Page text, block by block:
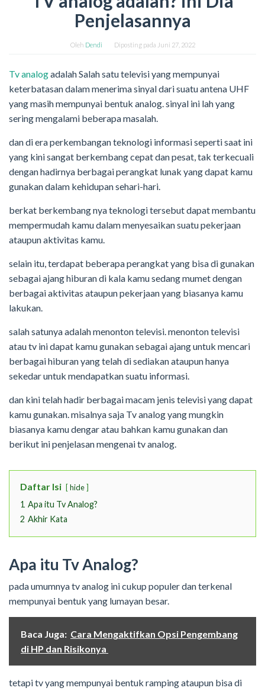
Penjelasannya
Oleh Dendi Diposting pada Juni 27, 2022
Tv analogadalah Salah satu televisi yang mempunyai
keterbatasan dalam menerima sinyal dari suatu antena UHF
yang masih mempunyai bentuk analog. sinyal ini lah yang
sering mengalami beberapa masalah.
dan di era perkembangan teknologi informasi seperti saat ini
yang kini sangat berkembang cepat dan pesat, tak terkecuali
dengan hadirnya berbagai perangkat lunak yang dapat kamu
gunakan dalam kehidupan sehari-hari.
berkat berkembang nya teknologi tersebut dapat membantu
mempermudah kamu dalam menyesaikan suatu pekerjaan
ataupun aktivitas kamu.
selain itu, terdapat beberapa perangkat yang bisa di gunakan
sebagai ajang hiburan di kala kamu sedang mumet dengan
berbagai aktivitas ataupun pekerjaan yang biasanya kamu
lakukan.
salah satunya adalah menonton televisi. menonton televisi
atau tv ini dapat kamu gunakan sebagai ajang untuk mencari
berbagai hiburan yang telah di sediakan ataupun hanya
sekedar untuk mendapatkan suatu informasi.
dan kini telah hadir berbagai macam jenis televisi yang dapat
kamu gunakan. misalnya saja Tv analog yang mungkin
biasanya kamu dengar atau bahkan kamu gunakan dan
berikut ini penjelasan mengenai tv analog.
Daftar Isi hide
1 Apa itu Tv Analog?
2 Akhir Kata
Apa itu Tv Analog?
pada umumnya tv analog ini cukup populer dan terkenal
mempunyai bentuk yang lumayan besar.
Baca Juga: Cara Mengaktifkan Opsi Pengembang
di HP dan Risikonya
tetapi tv yang mempunyai bentuk ramping ataupun bisa di